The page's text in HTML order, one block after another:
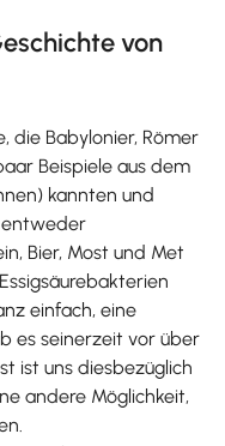
von
die Babylonier, Römer
Beispiele aus dem
kannten und
entweder
Bier, Most und Met
einfach, eine
es seinerzeit vor über
ist uns diesbezüglich
andere Möglichkeit,